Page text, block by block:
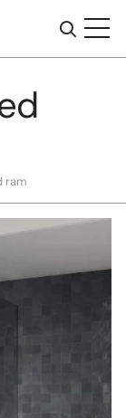
ram